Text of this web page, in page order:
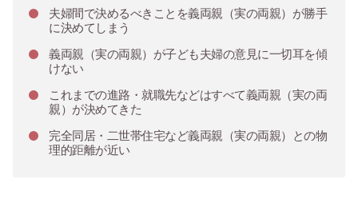
夫婦間で決めるべきことを義両親（実の両親）が勝手
に決めてしまう
義両親（実の両親）が子ども夫婦の意見に一切耳を傾
けない
これまでの進路・就職先などはすべて義両親（実の両
親）が決めてきた
完全同居・二世帯住宅など義両親（実の両親）との物
理的距離が近い